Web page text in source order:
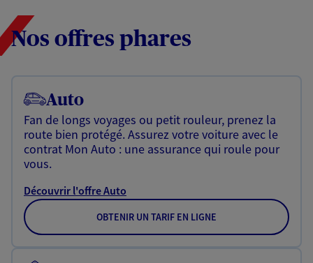
Nos offres phares
Auto
Fan de longs voyages ou petit rouleur, prenez la
route bien protégé. Assurez votre voiture avec le
contrat Mon Auto : une assurance qui roule pour
vous.
Découvrir l'offre Auto
OBTENIR UN TARIF EN LIGNE